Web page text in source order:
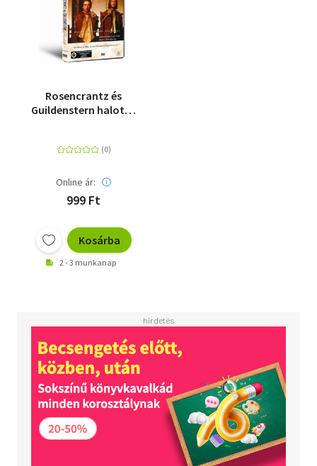
Rosencrantz és
Guildenstern halott -
Online ár:
999 Ft
Kosárba
2 - 3 munkanap